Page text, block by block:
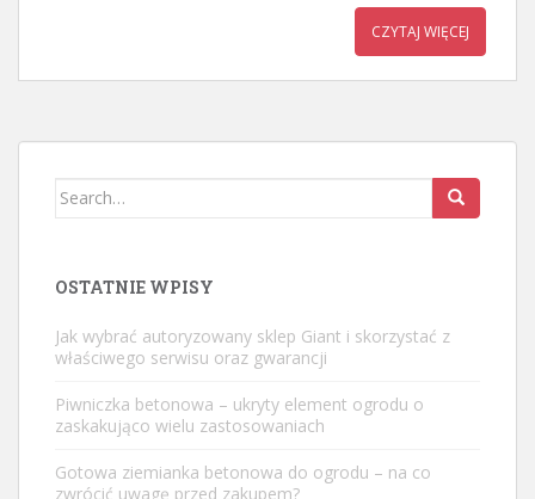
CZYTAJ WIĘCEJ
Search
OSTATNIE WPISY
Jak wybrać autoryzowany sklep Giant i skorzystać z
właściwego serwisu oraz gwarancji
Piwniczka betonowa – ukryty element ogrodu o
zaskakująco wielu zastosowaniach
Gotowa ziemianka betonowa do ogrodu – na co
zwrócić uwagę przed zakupem?